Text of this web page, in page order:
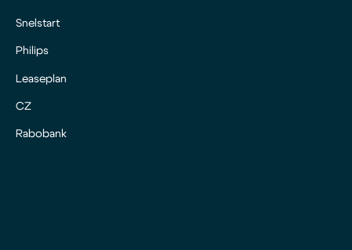
Snelstart
Philips
Leaseplan
CZ
Rabobank